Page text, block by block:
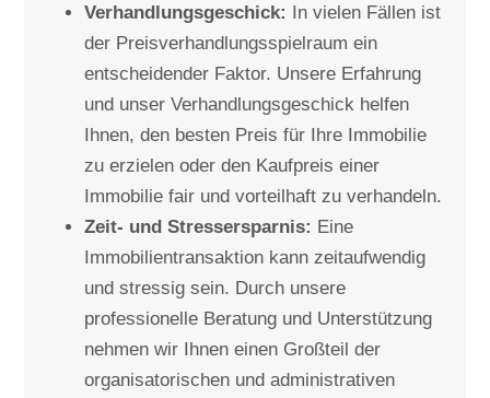
Verhandlungsgeschick: In vielen Fällen ist
der Preisverhandlungsspielraum ein
entscheidender Faktor. Unsere Erfahrung
und unser Verhandlungsgeschick helfen
Ihnen, den besten Preis für Ihre Immobilie
zu erzielen oder den Kaufpreis einer
Immobilie fair und vorteilhaft zu verhandeln.
Zeit- und Stressersparnis: Eine
Immobilientransaktion kann zeitaufwendig
und stressig sein. Durch unsere
professionelle Beratung und Unterstützung
nehmen wir Ihnen einen Großteil der
organisatorischen und administrativen